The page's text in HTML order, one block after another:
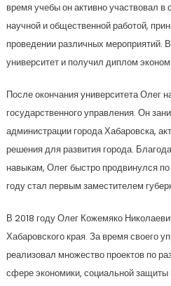
время учебы он активно участвовал
научной и общественной работой,
проведении различных мероприятий.
университет и получил диплом
После окончания университета Олег
государственного управления. Он
администрации города Хабаровска,
решения для развития города.
навыкам, Олег быстро продвинулся
году стал первым заместителем
В 2018 году Олег Кожемяко
Хабаровского края. За время своего
реализовал множество проектов по
сфере экономики, социальной защиты